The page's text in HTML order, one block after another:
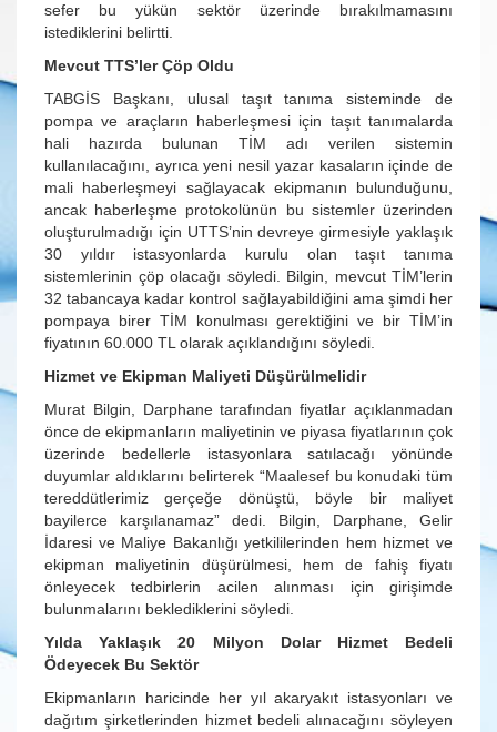
sefer bu yükün sektör üzerinde bırakılmamasını
istediklerini belirtti.
Mevcut TTS’ler Çöp Oldu
TABGİS Başkanı, ulusal taşıt tanıma sisteminde de
pompa ve araçların haberleşmesi için taşıt tanımalarda
hali hazırda bulunan TİM adı verilen sistemin
kullanılacağını, ayrıca yeni nesil yazar kasaların içinde de
mali haberleşmeyi sağlayacak ekipmanın bulunduğunu,
ancak haberleşme protokolünün bu sistemler üzerinden
oluşturulmadığı için UTTS’nin devreye girmesiyle yaklaşık
30 yıldır istasyonlarda kurulu olan taşıt tanıma
sistemlerinin çöp olacağı söyledi. Bilgin, mevcut TİM’lerin
32 tabancaya kadar kontrol sağlayabildiğini ama şimdi her
pompaya birer TİM konulması gerektiğini ve bir TİM’in
fiyatının 60.000 TL olarak açıklandığını söyledi.
Hizmet ve Ekipman Maliyeti Düşürülmelidir
Murat Bilgin, Darphane tarafından fiyatlar açıklanmadan
önce de ekipmanların maliyetinin ve piyasa fiyatlarının çok
üzerinde bedellerle istasyonlara satılacağı yönünde
duyumlar aldıklarını belirterek “Maalesef bu konudaki tüm
tereddütlerimiz gerçeğe dönüştü, böyle bir maliyet
bayilerce karşılanamaz” dedi. Bilgin, Darphane, Gelir
İdaresi ve Maliye Bakanlığı yetkililerinden hem hizmet ve
ekipman maliyetinin düşürülmesi, hem de fahiş fiyatı
önleyecek tedbirlerin acilen alınması için girişimde
bulunmalarını beklediklerini söyledi.
Yılda Yaklaşık 20 Milyon Dolar Hizmet Bedeli
Ödeyecek Bu Sektör
Ekipmanların haricinde her yıl akaryakıt istasyonları ve
dağıtım şirketlerinden hizmet bedeli alınacağını söyleyen